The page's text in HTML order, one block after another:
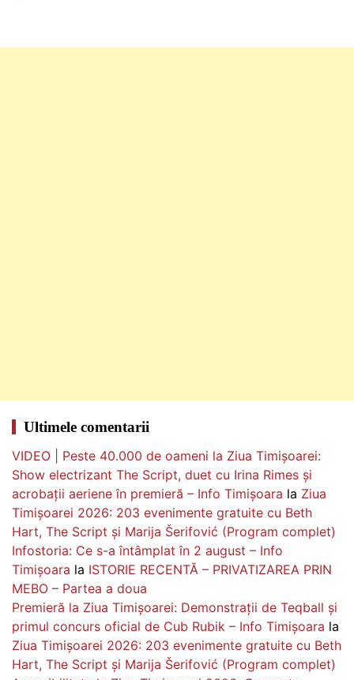
Ultimele comentarii
VIDEO | Peste 40.000 de oameni la Ziua Timișoarei:
Show electrizant The Script, duet cu Irina Rimes și
acrobații aeriene în premieră – Info Timișoara la Ziua
Timișoarei 2026: 203 evenimente gratuite cu Beth
Hart, The Script și Marija Šerifović (Program complet)
Infostoria: Ce s-a întâmplat în 2 august – Info
Timișoara la ISTORIE RECENTĂ – PRIVATIZAREA PRIN
MEBO – Partea a doua
Premieră la Ziua Timișoarei: Demonstrații de Teqball și
primul concurs oficial de Cub Rubik – Info Timișoara la
Ziua Timișoarei 2026: 203 evenimente gratuite cu Beth
Hart, The Script și Marija Šerifović (Program complet)